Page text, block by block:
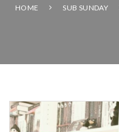
HOME SUB SUNDAY